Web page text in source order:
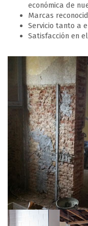
económica de
Marcas
Servicio tanto a
Satisfacción en